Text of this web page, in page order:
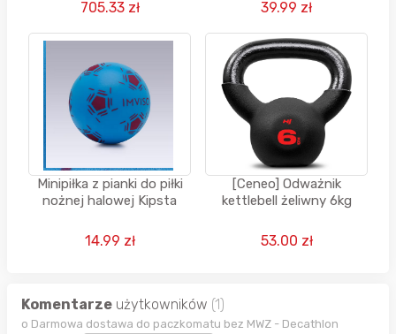
705.33 zł 39.99 zł
Minipiłka z pianki do piłki
nożnej halowej Kipsta
14.99 zł
[Ceneo] Odważnik
kettlebell żeliwny 6kg
53.00 zł
Komentarze użytkowników (1)
o Darmowa dostawa do paczkomatu bez MWZ - Decathlon